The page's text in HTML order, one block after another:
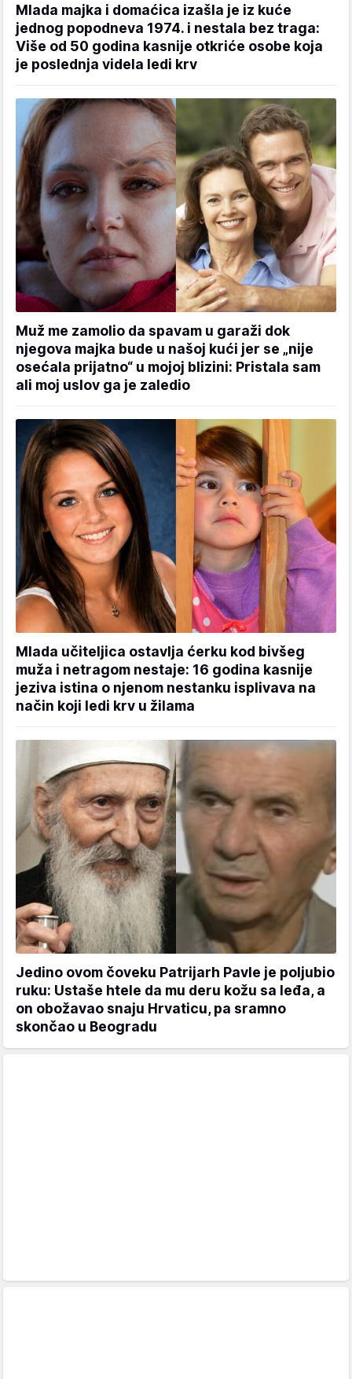
Mlada majka i domaćica izašla je iz kuće
jednog popodneva 1974. i nestala bez traga:
Više od 50 godina kasnije otkriće osobe koja
je poslednja videla ledi krv
Muž me zamolio da spavam u garaži dok
njegova majka bude u našoj kući jer se „nije
osećala prijatno“ u mojoj blizini: Pristala sam
ali moj uslov ga je zaledio
Mlada učiteljica ostavlja ćerku kod bivšeg
muža i netragom nestaje: 16 godina kasnije
jeziva istina o njenom nestanku isplivava na
način koji ledi krv u žilama
Jedino ovom čoveku Patrijarh Pavle je poljubio
ruku: Ustaše htele da mu deru kožu sa leđa, a
on obožavao snaju Hrvaticu, pa sramno
skončao u Beogradu